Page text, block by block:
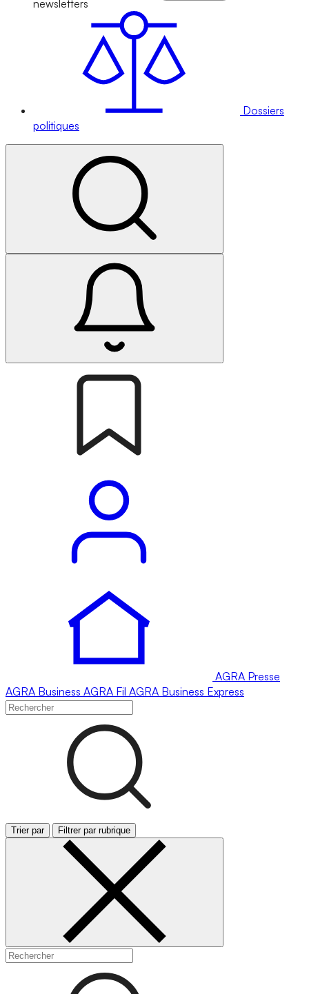
newsletters
Dossiers
politiques
AGRA Presse
AGRA Business AGRA Fil AGRA Business Express
Trier par Filtrer par rubrique